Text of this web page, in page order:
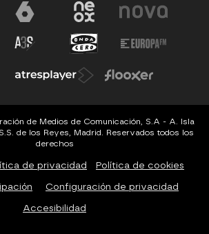
de Medios de Comunicación, S.A - A. Isla
de los Reyes, Madrid. Reservados todos los
derechos
de privacidad Política de cookies
Configuración de privacidad
Accesibilidad